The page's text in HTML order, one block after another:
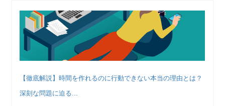
【徹底解説】時間を作れるのに行動できない本当の理由とは？
深刻な問題に迫る...